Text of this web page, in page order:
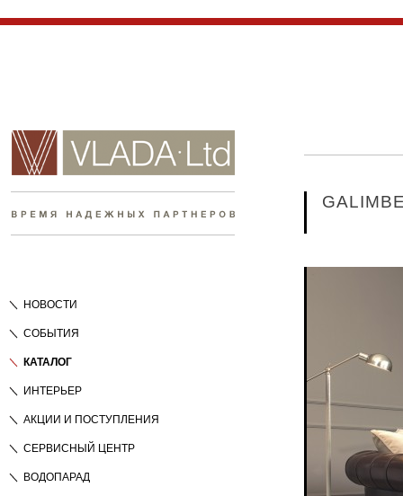
НОВОСТИ
СОБЫТИЯ
КАТАЛОГ
ИНТЕРЬЕР
АКЦИИ И ПОСТУПЛЕНИЯ
СЕРВИСНЫЙ ЦЕНТР
ВОДОПАРАД